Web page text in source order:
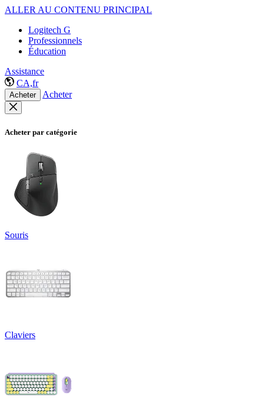
ALLER AU CONTENU PRINCIPAL
Logitech G
Professionnels
Éducation
Assistance
CA,fr
Acheter Acheter
Acheter par catégorie
Souris
Claviers